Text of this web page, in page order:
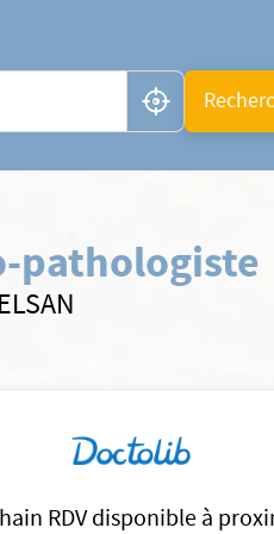
pathologiste
RDV disponible à